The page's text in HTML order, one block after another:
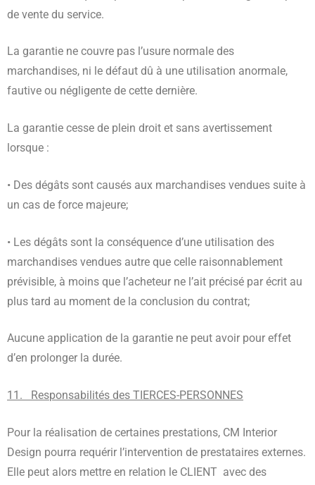
de vente du service.
La garantie ne couvre pas l’usure normale des
marchandises, ni le défaut dû à une utilisation anormale,
fautive ou négligente de cette dernière.
La garantie cesse de plein droit et sans avertissement
lorsque :
• Des dégâts sont causés aux marchandises vendues suite à
un cas de force majeure;
• Les dégâts sont la conséquence d’une utilisation des
marchandises vendues autre que celle raisonnablement
prévisible, à moins que l’acheteur ne l’ait précisé par écrit au
plus tard au moment de la conclusion du contrat;
Aucune application de la garantie ne peut avoir pour effet
d’en prolonger la durée.
11. Responsabilités des TIERCES-PERSONNES
Pour la réalisation de certaines prestations, CM Interior
Design pourra requérir l’intervention de prestataires externes.
Elle peut alors mettre en relation le CLIENT avec des